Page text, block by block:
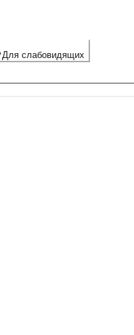
Для слабовидящих